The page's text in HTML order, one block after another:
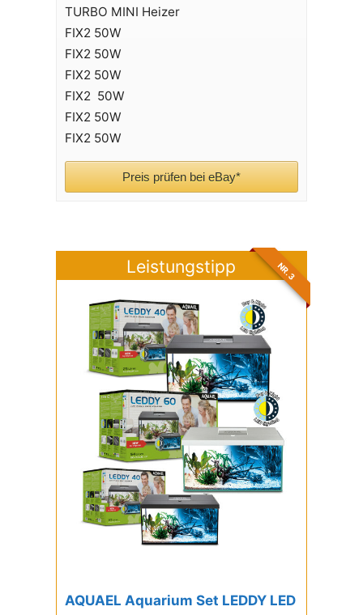
TURBO MINI Heizer
FIX2 50W
FIX2 50W
FIX2 50W
FIX2 50W
FIX2 50W
FIX2 50W
Preis prüfen bei eBay*
Leistungstipp NR. 3
AQUAEL Aquarium Set LEDDY LED